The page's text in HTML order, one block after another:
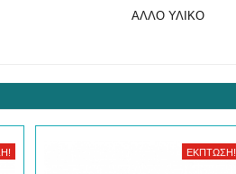
ΑΛΛΟ ΥΛΙΚΟ
ΈΚΠΤΩΣΗ!